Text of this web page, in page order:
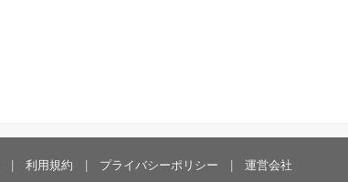
利用規約 プライバシーポリシー 運営会社